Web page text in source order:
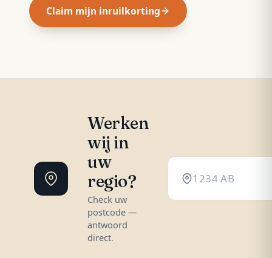
Claim mijn inruilkorting
Werken
wij in
uw
regio?
Check uw
postcode —
antwoord
direct.